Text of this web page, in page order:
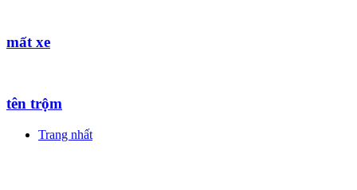
mất xe
tên trộm
Trang nhất